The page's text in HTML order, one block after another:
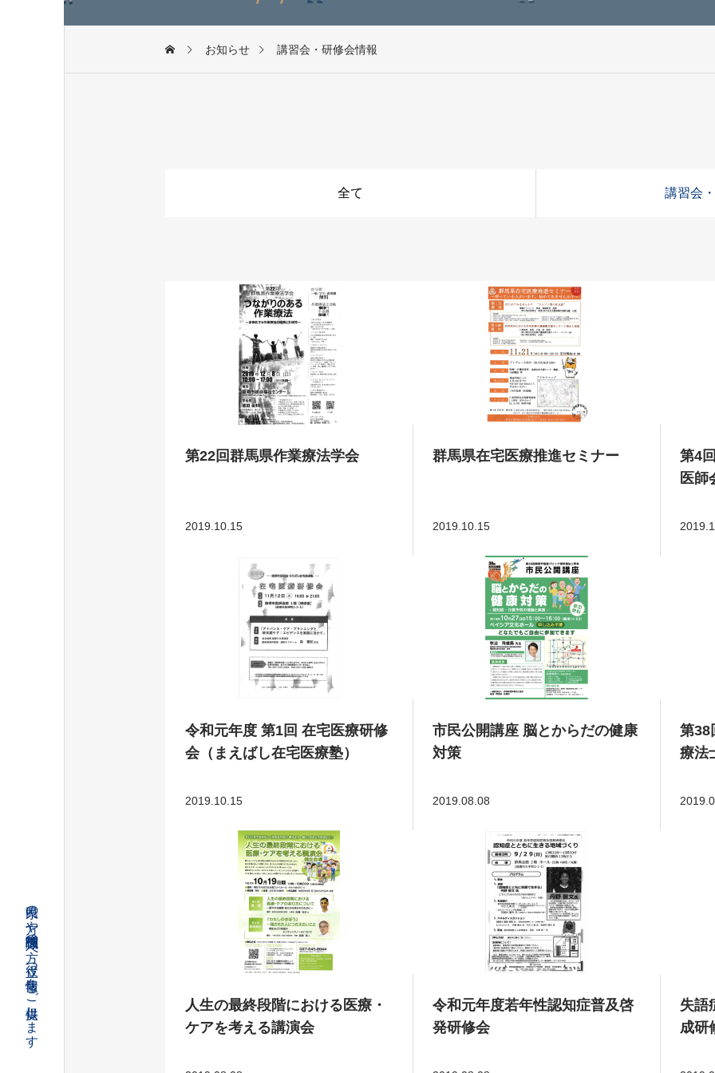
県民の方や関係職種の方へ役立つ情報をご提供します
お知らせ 講習会・研修会情報
全て 講習会
第22回群馬県作業療法学会
2019.10.15
群馬県在宅医療推進セミナー
2019.10.15
第4
医師
令和元年度 第1回 在宅医療研修
会（まえばし在宅医療塾）
2019.10.15
市民公開講座 脳とからだの健康
対策
2019.08.08
第38
療法
人生の最終段階における医療・
ケアを考える講演会
令和元年度若年性認知症普及啓
発研修会
失語
成研